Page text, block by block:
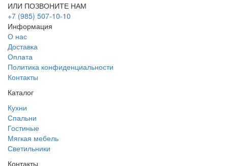
ИЛИ ПОЗВОНИТЕ НАМ
+7 (985) 507-10-10
Информация
О нас
Доставка
Оплата
Политика конфиденциальности
Контакты
Каталог
Кухни
Спальни
Гостиные
Мягкая мебель
Светильники
Контакты